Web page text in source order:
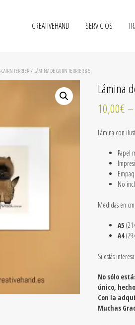
CREATIVEHAND SERVICIOS
TERRIER/ LÁMINA DE CAIRN TERRIER 8-5
Lámina
10,00€ –
Lámina con
Papel
No
Medidas en
A5
A4
Si estás
No sólo
único,
Con la
Muchas